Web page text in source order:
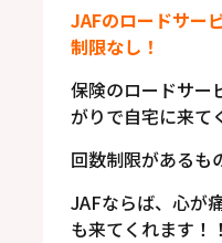
JAFのロードサー
制限なし！
保険のロードサー
がりで自宅に来て
回数制限があるも
JAFならば、心が
も来てくれます！！